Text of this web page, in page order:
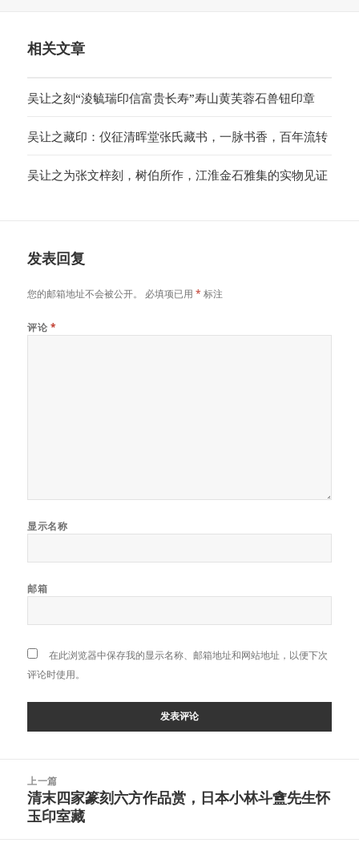
相关文章
吴让之刻“淩毓瑞印信富贵长寿”寿山黄芙蓉石兽钮印章
吴让之藏印：仪征清晖堂张氏藏书，一脉书香，百年流转
吴让之为张文梓刻，树伯所作，江淮金石雅集的实物见证
发表回复
您的邮箱地址不会被公开。 必填项已用* 标注
评论 *
显示名称
邮箱
在此浏览器中保存我的显示名称、邮箱地址和网站地址，以便下次
评论时使用。
上一篇
上
篇
清末四家篆刻六方作品赏，日本小林斗盦先生怀
玉印室藏